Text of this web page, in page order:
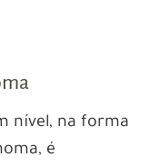
nível, na forma
é